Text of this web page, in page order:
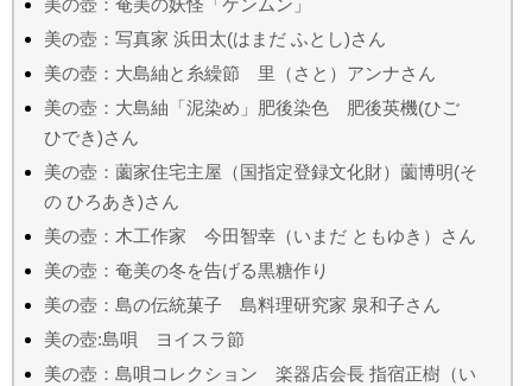
美の壺：奄美の妖怪「ケンムン」
美の壺：写真家 浜田太(はまだ ふとし)さん
美の壺：大島紬と糸繰節 里（さと）アンナさん
美の壺：大島紬「泥染め」肥後染色 肥後英機(ひご
ひでき)さん
美の壺：薗家住宅主屋（国指定登録文化財）薗博明(そ
の ひろあき)さん
美の壺：木工作家 今田智幸（いまだ ともゆき）さん
美の壺：奄美の冬を告げる黒糖作り
美の壺：島の伝統菓子 島料理研究家 泉和子さん
美の壺:島唄 ヨイスラ節
美の壺：島唄コレクション 楽器店会長 指宿正樹（い